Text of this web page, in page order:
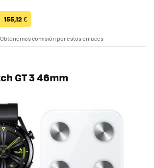
155,12 €
comisión por estos enlaces
GT 3 46mm